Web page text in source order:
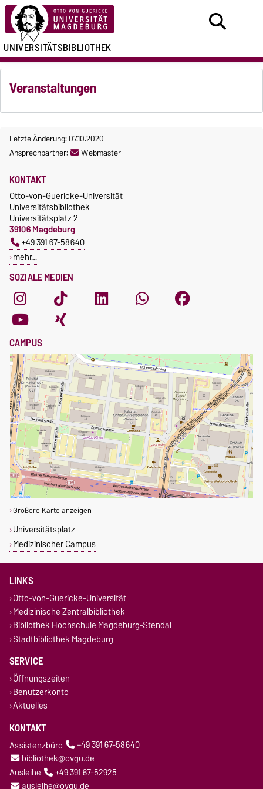
UNIVERSITÄTSBIBLIOTHEK
Veranstaltungen
Letzte Änderung: 07.10.2020
Ansprechpartner:
Webmaster
SOZIALE MEDIEN
KONTAKT
Otto-von-Guericke-Universität
Universitätsbibliothek
Universitätsplatz 2
39106 Magdeburg
+49 391 67-58640
mehr…
CAMPUS
Größere Karte anzeigen
Universitätsplatz
Medizinischer Campus
LINKS
Otto-von-Guericke-Universität
Medizinische Zentralbibliothek
Bibliothek Hochschule Magdeburg-Stendal
Stadtbibliothek Magdeburg
SERVICE
Öffnungszeiten
Benutzerkonto
Aktuelles
KONTAKT
Assistenzbüro
+49 391 67-58640
bibliothek@ovgu.de
Ausleihe
+49 391 67-52925
ausleihe@ovgu.de